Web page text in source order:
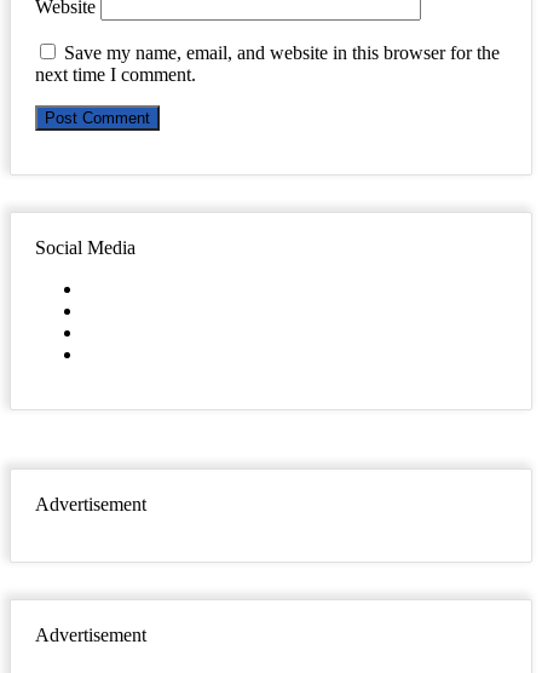
Website
Save my name, email, and website in this browser for the
next time I comment.
Social Media
Advertisement
Advertisement